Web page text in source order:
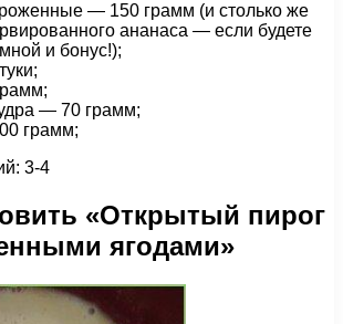
— 150 грамм (и столько же
ананаса — если будете
и бонус!);
— 70 грамм;
грамм;
3-4
«Открытый пирог
ягодами»